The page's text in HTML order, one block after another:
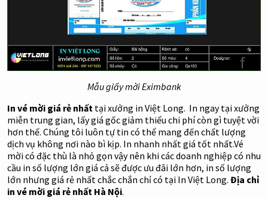
Mẫu giấy mời Eximbank
In vé mời giá rẻ nhất tại xưởng in Việt Long. In ngay tại xưởng
miễn trung gian, lấy giá gốc giảm thiểu chi phí còn gì tuyệt vời
hơn thế. Chúng tôi luôn tự tin có thể mang đến chất lượng
dịch vụ không nơi nào bì kịp. In nhanh nhất giá tốt nhất.Vé
mời có đặc thù là nhỏ gọn vậy nên khi các doanh nghiệp có nhu
cầu in số lượng lớn giá cả sẽ được ưu đãi lớn hơn, in số lượng
lớn nhưng giá rẻ nhất chắc chắn chỉ có tại In Việt Long. Địa chỉ
in vé mời giá rẻ nhất Hà Nội.